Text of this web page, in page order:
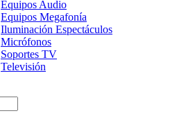
Equipos Audio
Equipos Megafonía
Iluminación Espectáculos
Micrófonos
Soportes TV
Televisión